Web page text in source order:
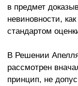
в предмет
невиновности,
стандартом
В Решении
рассмотрен
принцип, не